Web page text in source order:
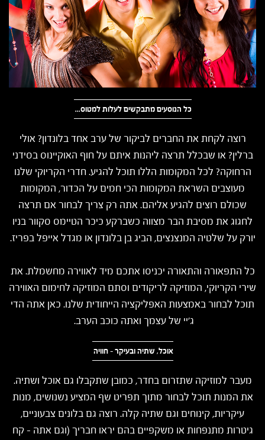
כל הנוסעים מתבקשים לעלות למטוס...
רוצה לקחת את החברים לביקור של ערב אחד בלונדון? אולי
ברלין? או שבכלל תרצה ליהנות איתם על חוף האוקיינוס בסידני
הרחוקה? לכל המקומות הללו תוכל להגיע. חדרי הקריוקי שלנו
מעוצבים השראת המקומות הכי חמים על הכדור, המקומות
שכולם רוצים להגיע אליהם. אתה רק צריך לבחור אם תרצה
לחגוג את מסיבת הבר מצווה כשברקע כיכר הטיימס סקוור בניו
יורק על שלטיה המנצנצים, הביג בן בלונדון או מגדל אייפל בפריז.
כל התפאורה והתאורה יכניסו אתכם מיד לאווירה מחשמלת. את
שירי הקריוקי, המוזיקה לריקודים וסתם המוזיקה לחימום האווירה
תוכל לבחור באמצעות האפליקציה הייחודית שלנו. כאן אתה הדי
ג'יי של עצמך ואתה כוכב הערב.
אוכל, שתיה ובעיקר - חוויה
מעבר למוזיקה שתזרום בחדר, כמובן שתקבלו גם אוכל ושתיה.
את המנות תוכל לבחור מתוך תפריט שף המציע נשנושים, מנות
עיקריות, קינוחים וגם שתיה קלה. רוצה גם בלונים צבעוניים,
גיטרות מתנפחות או משקפיים בהם יראו חבריך (וגם אתה - קח